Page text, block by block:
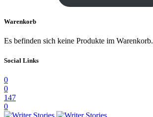
Warenkorb
Es befinden sich keine Produkte im Warenkorb.
Social Links
0
0
147
0